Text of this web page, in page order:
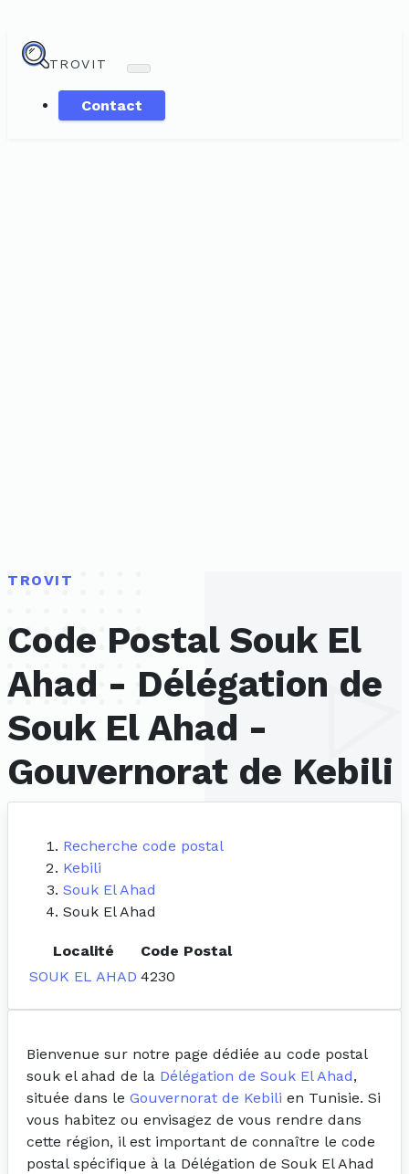
TROVIT
Contact
TROVIT
Code Postal Souk El
Ahad - Délégation de
Souk El Ahad -
Gouvernorat de Kebili
Recherche code postal
Kebili
Souk El Ahad
Souk El Ahad
Localité
Code Postal
SOUK EL AHAD 4230
Bienvenue sur notre page dédiée au code postal
souk el ahad de la Délégation de Souk El Ahad,
située dans le Gouvernorat de Kebili en Tunisie. Si
vous habitez ou envisagez de vous rendre dans
cette région, il est important de connaître le code
postal spécifique à la Délégation de Souk El Ahad